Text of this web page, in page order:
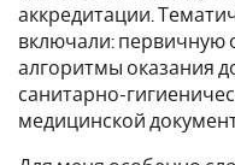
аккредитации.
включали: первичную
алгоритмы оказания
санитарно-
медицинской